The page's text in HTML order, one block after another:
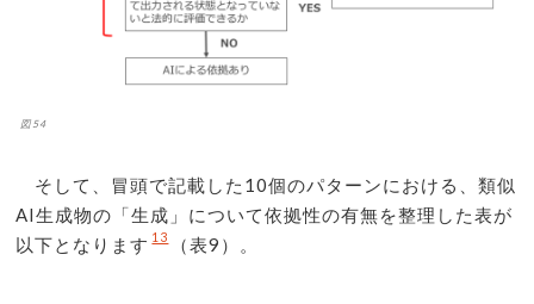
図54
そして、冒頭で記載した10個のパターンにおける、類似
AI生成物の「生成」について依拠性の有無を整理した表が
以下となります 13 （表9）。